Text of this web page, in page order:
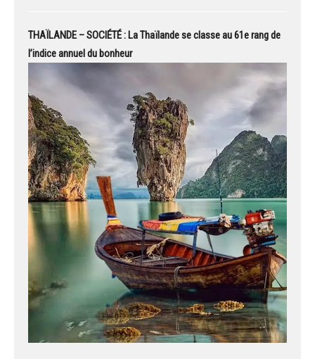
THAÏLANDE – SOCIÉTÉ : La Thaïlande se classe au 61e rang de
l’indice annuel du bonheur